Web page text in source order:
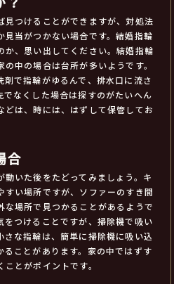
見つけることができますが、対処法
当がつかない場合です。結婚指輪
か、思い出してください。結婚指輪
中の場合は台所が多いようです。
で指輪がゆるんで、排水口に流さ
なくした場合は探すのがたいへん
どは、時には、はずして保管してお
合
いた後をたどってみましょう。キ
すい場所ですが、ソファーのすき間
場所で見つかることがあるようで
をつけることですが、掃除機で吸い
な指輪は、簡単に掃除機に吸い込
ることがあります。家の中ではずす
とがポイントです。